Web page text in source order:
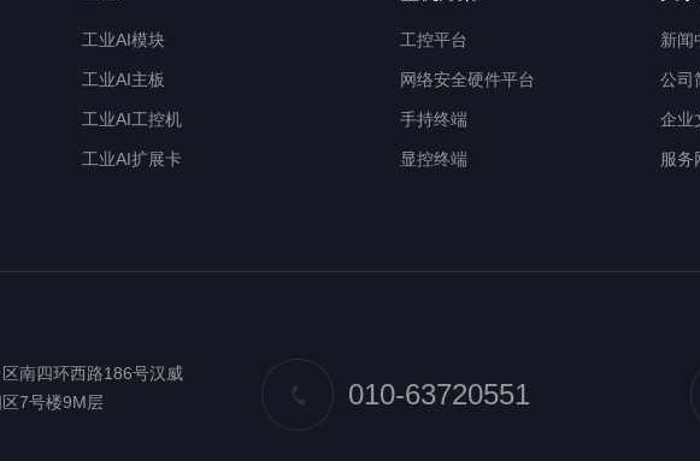
工业AI模块
工业AI主板
工业AI工控机
工业AI扩展卡
工控平台
网络安全硬件平台
手持终端
显控终端
新闻
公司
企业
服务
南四环西路186号汉威
7号楼9M层
010-63720551